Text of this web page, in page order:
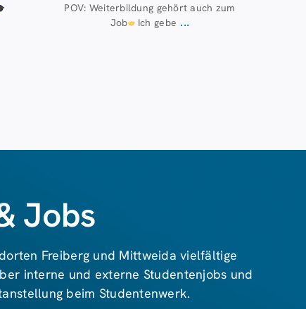
POV: Weiterbildung gehört auch zum
Job Ich gebe ...
Jobs
Freiberg und Mittweida vielfältige
interne und externe Studentenjobs und
beim Studentenwerk.